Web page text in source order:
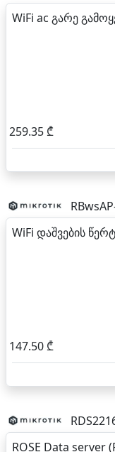
WiFi ac გარე
259.35 ₾
WiFi დაშვების
147.50 ₾
ROSE Data server